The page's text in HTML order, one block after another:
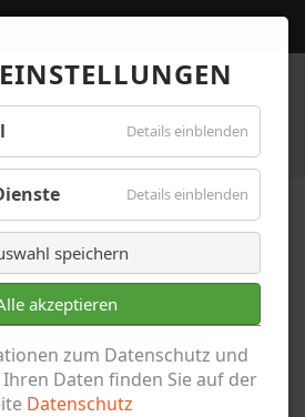
Office
80 280 00
Details einblenden
Details einblenden
speichern
akzeptieren
zum Datenschutz und
Daten finden Sie auf der
Datenschutz